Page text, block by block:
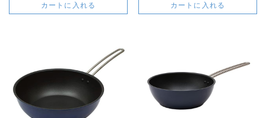
カートに入れる カートに入れる